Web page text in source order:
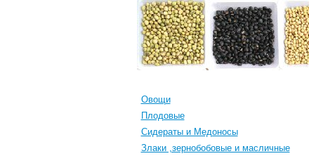
Овощи
Плодовые
Сидераты и Медоносы
Злаки ,зернобобовые и масличные